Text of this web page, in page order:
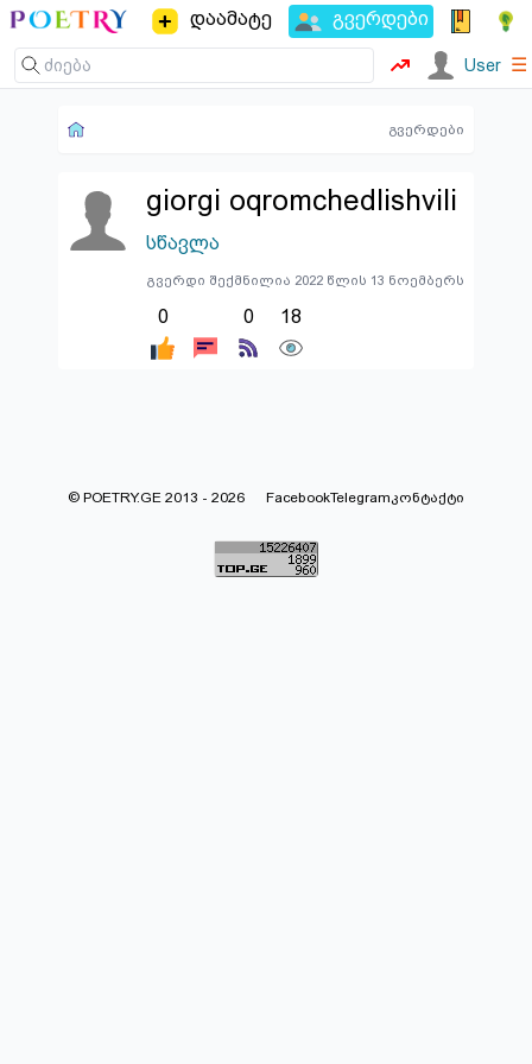
დაამატე გვერდები
User ☰
გვერდები
giorgi oqromchedlishvili
სწავლა
გვერდი შექმნილია 2022 წლის 13 ნოემბერს
0 0 18
© POETRY.GE 2013 - 2026 FacebookTelegramკონტაქტი